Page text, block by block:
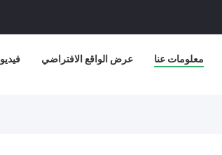
عرض الواقع الافتراضي معلومات عنا